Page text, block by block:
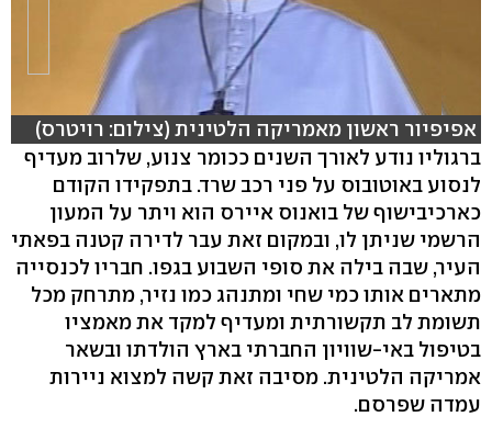
אפיפיור ראשון מאמריקה הלטינית (צילום: רויטרס)
ברגוליו נודע לאורך השנים ככומר צנוע, שלרוב מעדיף
לנסוע באוטובוס על פני רכב שרד. בתפקידו הקודם
כארכיבישוף של בואנוס איירס הוא ויתר על המעון
הרשמי שניתן לו, ובמקום זאת עבר לדירה קטנה בפאתי
העיר, שבה בילה את סופי השבוע בגפו. חבריו לכנסייה
מתארים אותו כמי שחי ומתנהג כמו נזיר, מתרחק מכל
תשומת לב תקשורתית ומעדיף למקד את מאמציו
בטיפול באי-שוויון החברתי בארץ הולדתו ובשאר
אמריקה הלטינית. מסיבה זאת קשה למצוא ניירות
עמדה שפרסם.